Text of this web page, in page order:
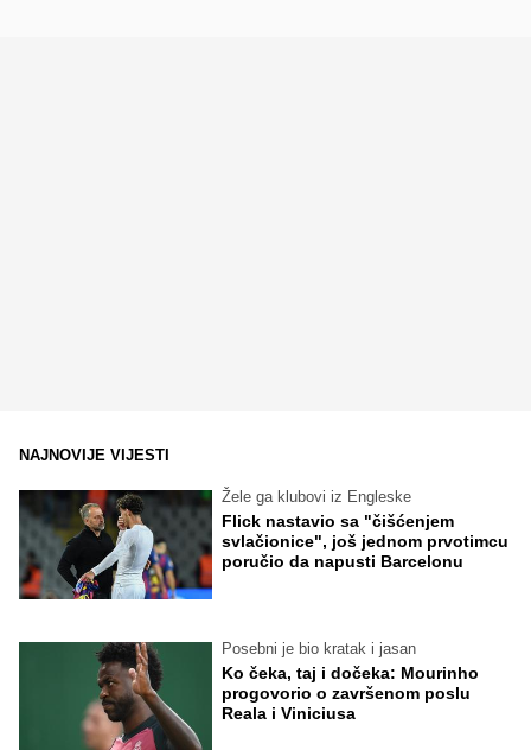
NAJNOVIJE VIJESTI
Žele ga klubovi iz Engleske
Flick nastavio sa "čišćenjem
svlačionice", još jednom prvotimcu
poručio da napusti Barcelonu
Posebni je bio kratak i jasan
Ko čeka, taj i dočeka: Mourinho
progovorio o završenom poslu
Reala i Viniciusa